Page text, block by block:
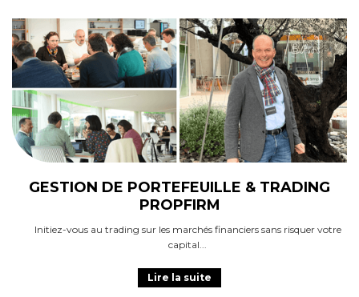
GESTION DE PORTEFEUILLE & TRADING
PROPFIRM
Initiez-vous au trading sur les marchés financiers sans risquer votre
capital
Lire la suite